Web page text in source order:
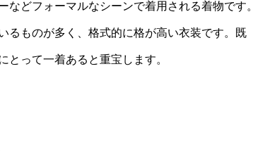
どフォーマルなシーンで着用される着物です。
るものが多く、格式的に格が高い衣装です。既
って一着あると重宝します。